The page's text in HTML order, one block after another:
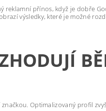
reklamní přínos, když je dobře
výsledky, které je možné
Optimalizovaný profil